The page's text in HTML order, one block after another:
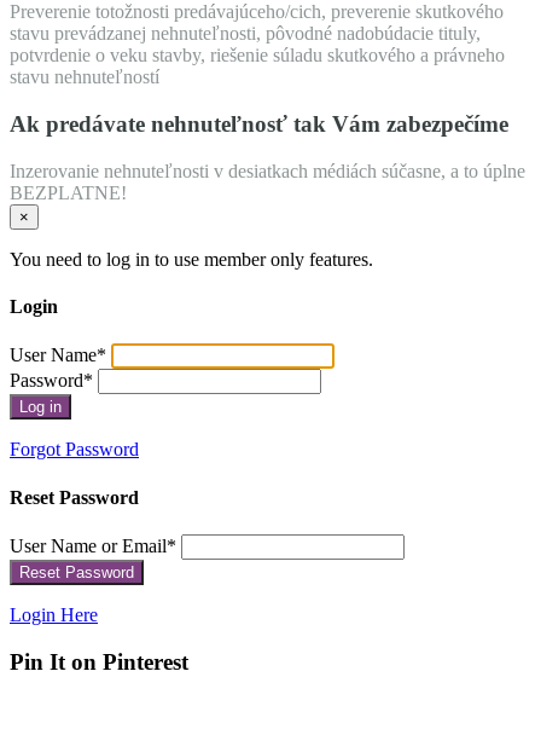
Preverenie totožnosti predávajúceho/cich, preverenie skutkového
stavu prevádzanej nehnuteľnosti, pôvodné nadobúdacie tituly,
potvrdenie o veku stavby, riešenie súladu skutkového a právneho
stavu nehnuteľností
Ak predávate nehnuteľnosť tak Vám zabezpečíme
Inzerovanie nehnuteľnosti v desiatkach médiách súčasne, a to úplne
BEZPLATNE!
×
You need to log in to use member only features.
Login
User Name*
Password*
Forgot Password
Reset Password
User Name or Email*
Login Here
Pin It on Pinterest